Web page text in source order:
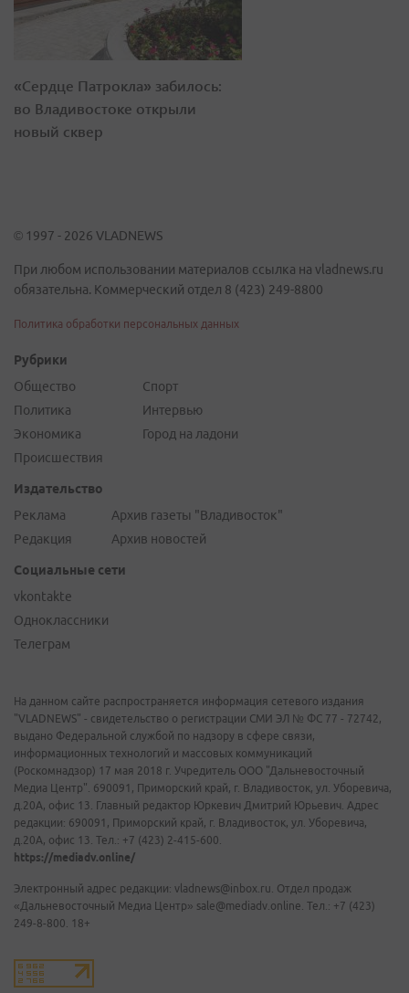
«Сердце Патрокла» забилось:
во Владивостоке открыли
новый сквер
© 1997 - 2026 VLADNEWS
При любом использовании материалов ссылка на vladnews.ru
обязательна. Коммерческий отдел 8 (423) 249-8800
Политика обработки персональных данных
Рубрики
Общество
Политика
Экономика
Происшествия
Спорт
Интервью
Город на ладони
Издательство
Реклама
Редакция
Архив газеты "Владивосток"
Архив новостей
Социальные сети
vkontakte
Одноклассники
Телеграм
На данном сайте распространяется информация сетевого издания
"VLADNEWS" - свидетельство о регистрации СМИ ЭЛ № ФС 77 - 72742,
выдано Федеральной службой по надзору в сфере связи,
информационных технологий и массовых коммуникаций
(Роскомнадзор) 17 мая 2018 г. Учредитель ООО "Дальневосточный
Медиа Центр". 690091, Приморский край, г. Владивосток, ул. Уборевича,
д.20А, офис 13. Главный редактор Юркевич Дмитрий Юрьевич. Адрес
редакции: 690091, Приморский край, г. Владивосток, ул. Уборевича,
д.20А, офис 13. Тел.: +7 (423) 2-415-600.
https://mediadv.online/
Электронный адрес редакции: vladnews@inbox.ru. Отдел продаж
«Дальневосточный Медиа Центр» sale@mediadv.online. Тел.: +7 (423)
249-8-800. 18+